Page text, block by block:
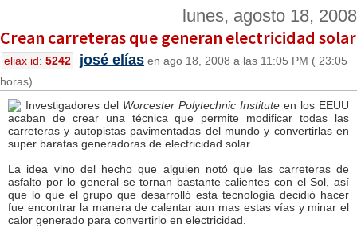
lunes, agosto 18, 2008
Crean carreteras que generan electricidad solar
eliax id: 5242 josé elías en ago 18, 2008 a las 11:05 PM ( 23:05
horas)
Investigadores del Worcester Polytechnic Institute en los EEUU
acaban de crear una técnica que permite modificar todas las
carreteras y autopistas pavimentadas del mundo y convertirlas en
super baratas generadoras de electricidad solar.
La idea vino del hecho que alguien notó que las carreteras de
asfalto por lo general se tornan bastante calientes con el Sol, así
que lo que el grupo que desarrolló esta tecnología decidió hacer
fue encontrar la manera de calentar aun mas estas vías y minar el
calor generado para convertirlo en electricidad.